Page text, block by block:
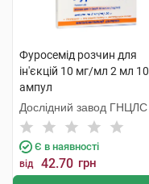
Фуросемід розчин для
ін'єкцій 10 мг/мл 2 мл 10
ампул
Дослідний завод ГНЦЛС
Є в наявності
від 42.70 грн